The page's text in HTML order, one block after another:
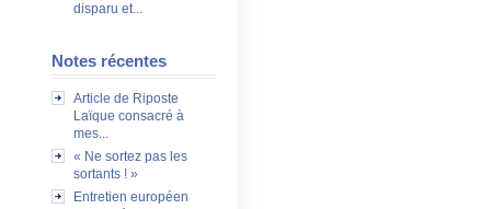
disparu et...
Notes récentes
Article de Riposte
Laïque consacré à
mes...
« Ne sortez pas les
sortants ! »
Entretien européen